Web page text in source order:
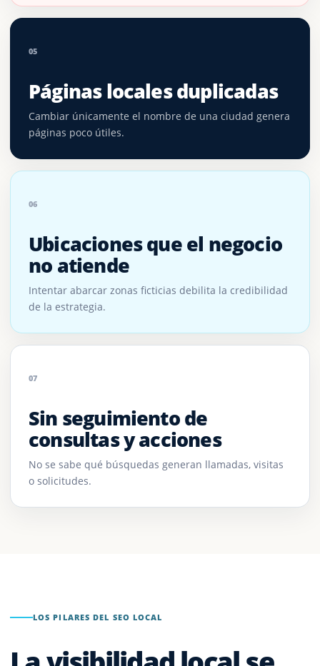
05
Páginas locales duplicadas
Cambiar únicamente el nombre de una ciudad genera
páginas poco útiles.
06
Ubicaciones que el negocio
no atiende
Intentar abarcar zonas ficticias debilita la credibilidad
de la estrategia.
07
Sin seguimiento de
consultas y acciones
No se sabe qué búsquedas generan llamadas, visitas
o solicitudes.
LOS PILARES DEL SEO LOCAL